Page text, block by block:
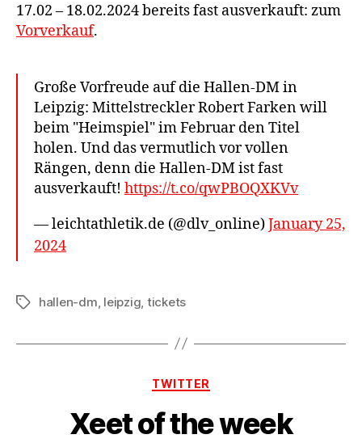
17.02 – 18.02.2024 bereits fast ausverkauft: zum
Vorverkauf.
Große Vorfreude auf die Hallen-DM in
Leipzig: Mittelstreckler Robert Farken will
beim "Heimspiel" im Februar den Titel
holen. Und das vermutlich vor vollen
Rängen, denn die Hallen-DM ist fast
ausverkauft! https://t.co/qwPBOQXKVv
— leichtathletik.de (@dlv_online)January 25,
2024
Schlagwörter
hallen-dm, leipzig, tickets
Kategorien
TWITTER
Xeet of the week